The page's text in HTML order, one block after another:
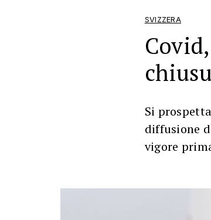
SVIZZERA
Si
diffusione
vigore